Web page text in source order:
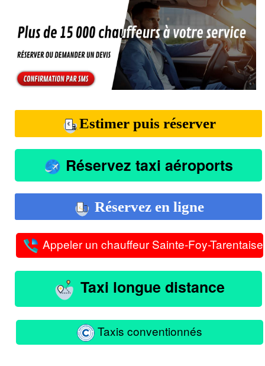
Estimer puis réserver
Réservez taxi aéroports
Réservez en ligne
Appeler un chauffeur Sainte-Foy-Tarentaise
Taxi longue distance
Taxis conventionnés